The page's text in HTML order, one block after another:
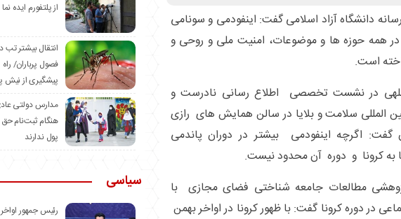
دانشگاه آزاد اسلامی گفت: اینفودمی و سونامی
در همه حوزه ها و موضوعات، امنیت ملی و روحی و
است.
در نشست تخصصی اطلاع رسانی نادرست و
المللی سلامت و بلایا در سالن همایش های رازی
گفت: اگرچه اینفودمی بیشتر در دوران پاندمی
مطالعات جامعه شناختی فضای مجازی با
در دوره کرونا گفت: با ظهور کرونا در اواخر بهمن
از پلتفورم ایده نما
انتقال بیشتر تب
فصول پرباران/ راه
پیشگیری از نیش
مدارس دولتی
هنگام ثبت‌نام
پول ندارند
سیاسی
رئیس جمهور اواخر